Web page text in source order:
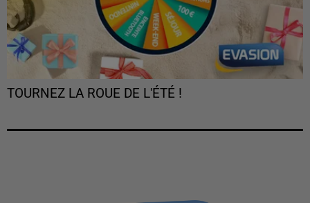
TOURNEZ LA ROUE DE L'ÉTÉ !